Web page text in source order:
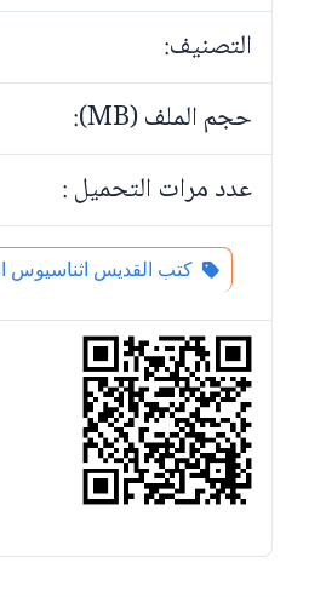
التصنيف:
حجم الملف (MB):
عدد مرات التحميل :
كتب القديس اثناسيوس